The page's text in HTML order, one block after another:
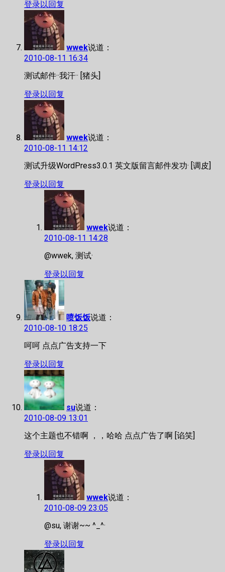
登录以回复
wwek说道：
2010-08-11 16:34
测试邮件··我汗·· [猪头]
登录以回复
wwek说道：
2010-08-11 14:12
测试升级WordPress3.0.1 英文版留言邮件发功· [调皮]
登录以回复
wwek说道：
2010-08-11 14:28
@wwek, 测试·
登录以回复
喷饭饭说道：
2010-08-10 18:25
呵呵 点点广告支持一下
登录以回复
su说道：
2010-08-09 13:01
这个主题也不错啊 ，，哈哈 点点广告了啊 [谄笑]
登录以回复
wwek说道：
2010-08-09 23:05
@su, 谢谢~~ ^_^·
登录以回复